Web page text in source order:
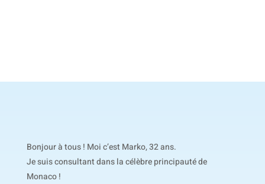
Bonjour à tous ! Moi c’est Marko, 32 ans.
Je suis consultant dans la célèbre principauté de
Monaco !